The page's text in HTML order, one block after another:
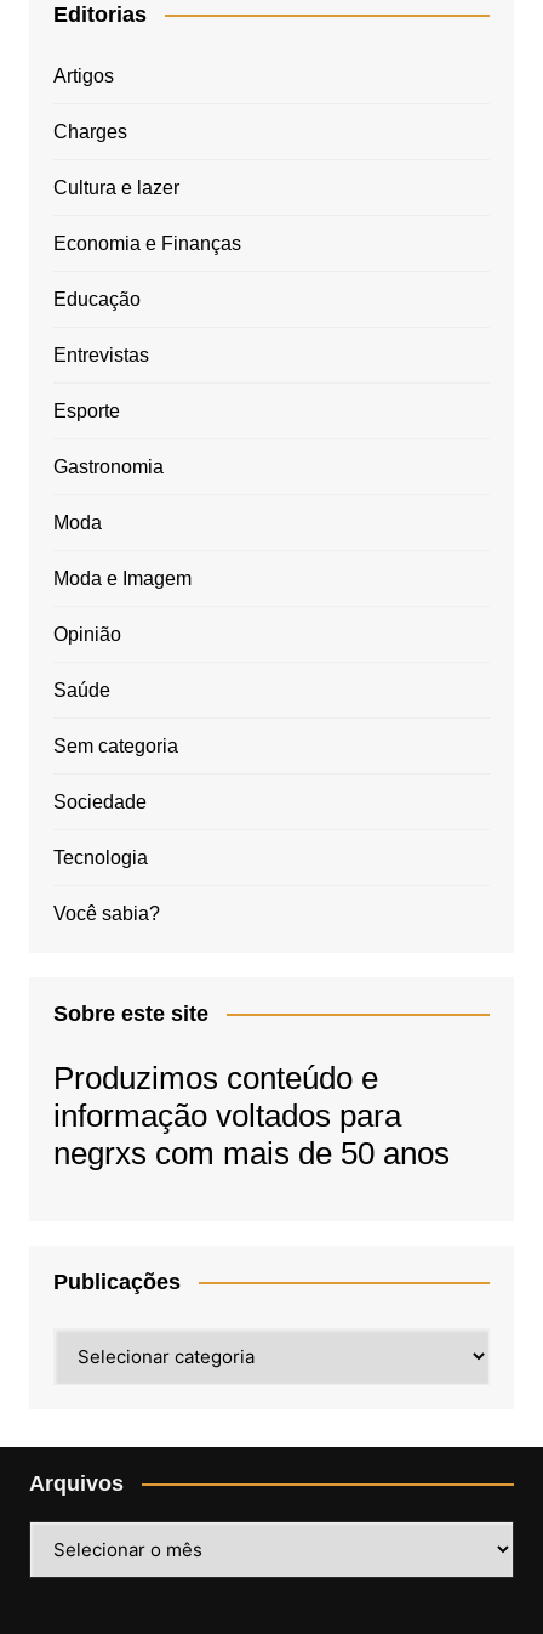
Editorias
Artigos
Charges
Cultura e lazer
Economia e Finanças
Educação
Entrevistas
Esporte
Gastronomia
Moda
Moda e Imagem
Opinião
Saúde
Sem categoria
Sociedade
Tecnologia
Você sabia?
Sobre este site
Produzimos conteúdo e
informação voltados para
negrxs com mais de 50 anos
Publicações
Arquivos